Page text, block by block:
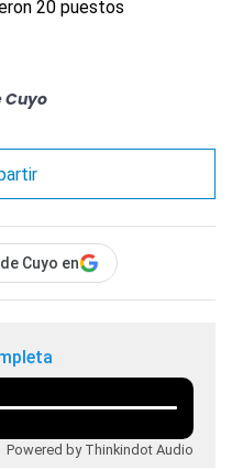
Cuyo
Cuyo en
Powered by Thinkindot Audio